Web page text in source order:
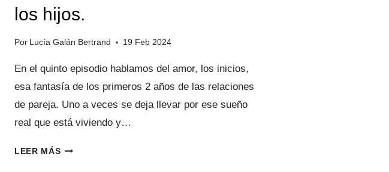
los hijos.
Por Lucía Galán Bertrand 19 Feb 2024
En el quinto episodio hablamos del amor, los inicios,
esa fantasía de los primeros 2 años de las relaciones
de pareja. Uno a veces se deja llevar por ese sueño
real que está viviendo y…
LEER MÁSEL